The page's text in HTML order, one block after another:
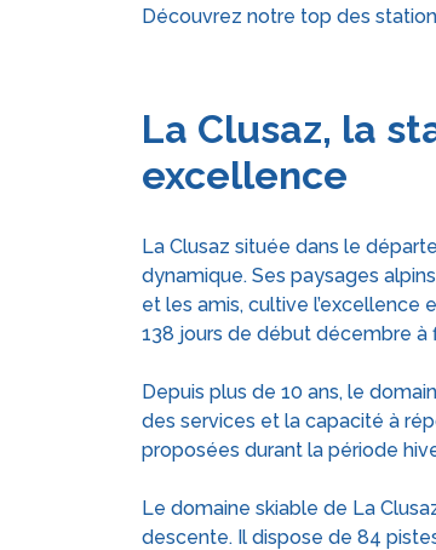
Découvrez notre top des
La Clusaz, la
excellence
La Clusaz située dans le
dynamique. Ses paysages
et les amis, cultive
138 jours de début décembre à
Depuis plus de 10 ans, le
des services et la capacité à
proposées durant la période
Le domaine skiable de La
descente. Il dispose de 84